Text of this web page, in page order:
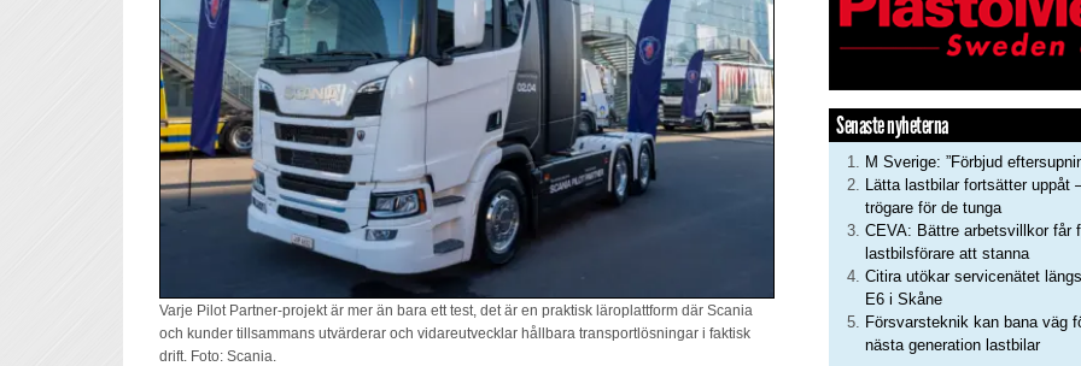
Varje Pilot Partner-projekt är mer än bara ett test, det är en praktisk läroplattform där Scania
och kunder tillsammans utvärderar och vidareutvecklar hållbara transportlösningar i faktisk
drift. Foto: Scania.
Senaste nyheterna
M Sverige: ”Förbjud
Lätta lastbilar fortsätter uppåt
trögare för de tunga
CEVA: Bättre arbetsvillkor får
lastbilsförare att stanna
Citira utökar servicenätet längs
E6 i Skåne
Försvarsteknik kan bana väg
nästa generation lastbilar